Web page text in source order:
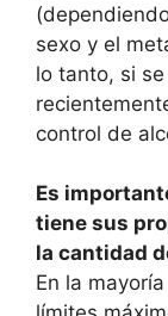
sexo y el
lo tanto, si
control de
Es
tiene sus
la cantidad
En la